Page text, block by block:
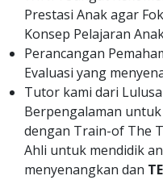
Prestasi Anak agar
Konsep Pelajaran
Perancangan
Evaluasi yang
Tutor kami dari
Berpengalaman
dengan Train-of The
Ahli untuk mendidik
menyenangkan dan